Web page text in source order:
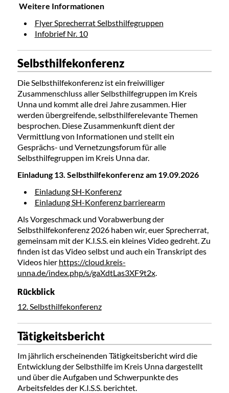
Weitere Informationen
Flyer Sprecherrat Selbsthilfegruppen
Infobrief Nr. 10
Selbsthilfekonferenz
Die Selbsthilfekonferenz ist ein freiwilliger
Zusammenschluss aller Selbsthilfegruppen im Kreis
Unna und kommt alle drei Jahre zusammen. Hier
werden übergreifende, selbsthilferelevante Themen
besprochen. Diese Zusammenkunft dient der
Vermittlung von Informationen und stellt ein
Gesprächs- und Vernetzungsforum für alle
Selbsthilfegruppen im Kreis Unna dar.
Einladung 13. Selbsthilfekonferenz am 19.09.2026
Einladung SH-Konferenz
Einladung SH-Konferenz barrierearm
Als Vorgeschmack und Vorabwerbung der
Selbsthilfekonferenz 2026 haben wir, euer Sprecherrat,
gemeinsam mit der K.I.S.S. ein kleines Video gedreht. Zu
finden ist das Video selbst und auch ein Transkript des
Videos hier https://cloud.kreis-
unna.de/index.php/s/gaXdtLas3XF9t2x.
Rückblick
12. Selbsthilfekonferenz
Tätigkeitsbericht
Im jährlich erscheinenden Tätigkeitsbericht wird die
Entwicklung der Selbsthilfe im Kreis Unna dargestellt
und über die Aufgaben und Schwerpunkte des
Arbeitsfeldes der K.I.S.S. berichtet.